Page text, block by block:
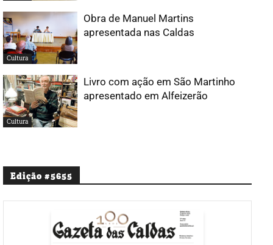
Cultura
Obra de Manuel Martins
apresentada nas Caldas
Cultura
Livro com ação em São Martinho
apresentado em Alfeizerão
Edição #5655